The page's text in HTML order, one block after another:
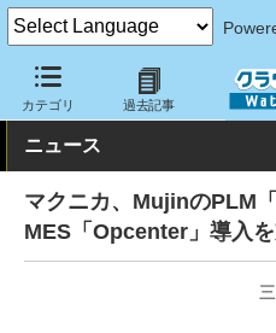
カテゴリ 過去記事
クラウド Watch トピック 導
ニュース
マクニカ、MujinのPLM
MES「Opcenter」導入